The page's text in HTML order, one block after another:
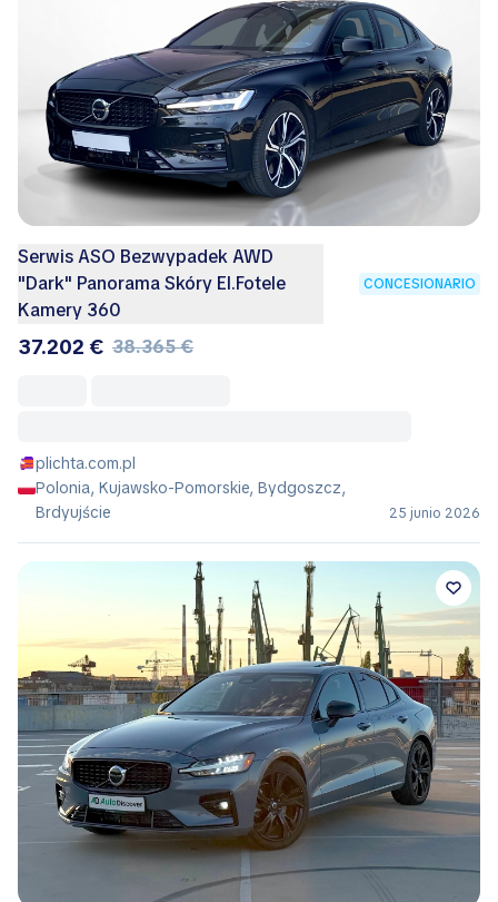
Serwis ASO Bezwypadek AWD
"Dark" Panorama Skóry El.Fotele
Kamery 360
CONCESIONARIO
37.202 € 38.365 €
plichta.com.pl
Polonia, Kujawsko-Pomorskie, Bydgoszcz,
Brdyujście
25 junio 2026